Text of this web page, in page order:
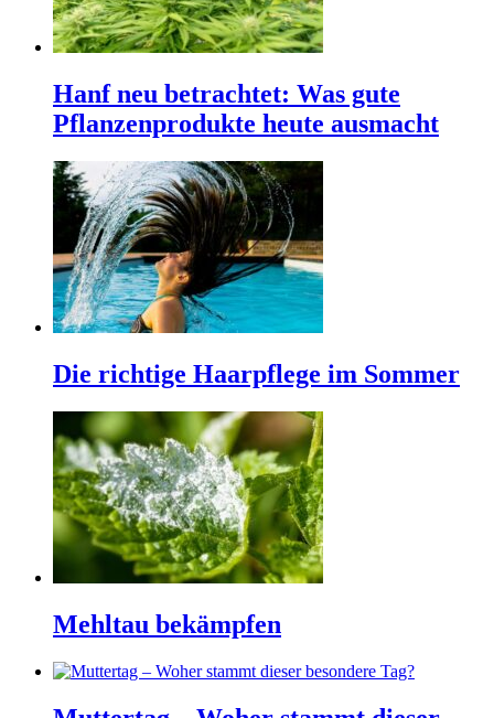
Hanf neu betrachtet: Was gute
Pflanzenprodukte heute ausmacht
Die richtige Haarpflege im Sommer
Mehltau bekämpfen